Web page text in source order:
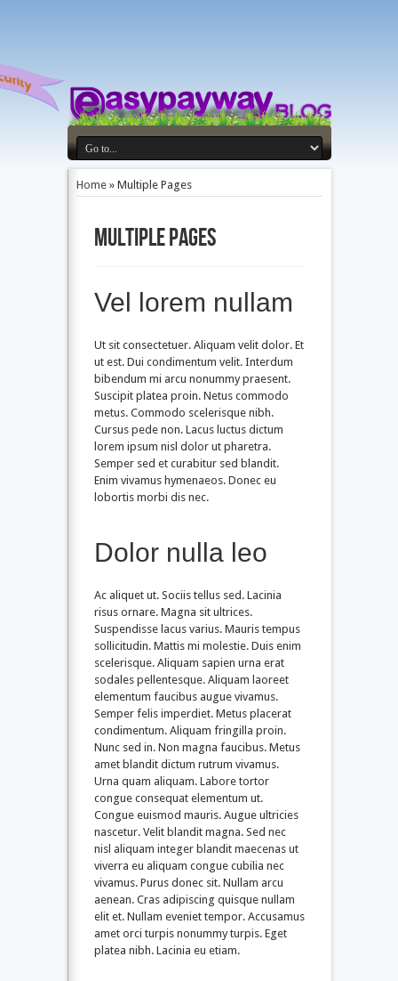
Home» Multiple Pages
Multiple Pages
Vel lorem nullam
Ut sit consectetuer. Aliquam velit dolor. Et
ut est. Dui condimentum velit. Interdum
bibendum mi arcu nonummy praesent.
Suscipit platea proin. Netus commodo
metus. Commodo scelerisque nibh.
Cursus pede non. Lacus luctus dictum
lorem ipsum nisl dolor ut pharetra.
Semper sed et curabitur sed blandit.
Enim vivamus hymenaeos. Donec eu
lobortis morbi dis nec.
Dolor nulla leo
Ac aliquet ut. Sociis tellus sed. Lacinia
risus ornare. Magna sit ultrices.
Suspendisse lacus varius. Mauris tempus
sollicitudin. Mattis mi molestie. Duis enim
scelerisque. Aliquam sapien urna erat
sodales pellentesque. Aliquam laoreet
elementum faucibus augue vivamus.
Semper felis imperdiet. Metus placerat
condimentum. Aliquam fringilla proin.
Nunc sed in. Non magna faucibus. Metus
amet blandit dictum rutrum vivamus.
Urna quam aliquam. Labore tortor
congue consequat elementum ut.
Congue euismod mauris. Augue ultricies
nascetur. Velit blandit magna. Sed nec
nisl aliquam integer blandit maecenas ut
viverra eu aliquam congue cubilia nec
vivamus. Purus donec sit. Nullam arcu
aenean. Cras adipiscing quisque nullam
elit et. Nullam eveniet tempor. Accusamus
amet orci turpis nonummy turpis. Eget
platea nibh. Lacinia eu etiam.